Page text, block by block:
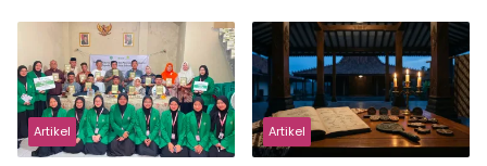
dalam Pemikiran Masykuri
Abdillah
Artikel Artikel